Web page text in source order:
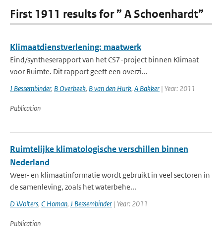
First 1911 results for ” A Schoenhardt”
Klimaatdienstverlening: maatwerk
Eind/syntheserapport van het CS7-project binnen Klimaat
voor Ruimte. Dit rapport geeft een overzi...
J Bessembinder, B Overbeek, B van den Hurk, A Bakker | Year: 2011
Publication
Ruimtelijke klimatologische verschillen binnen
Nederland
Weer- en klimaatinformatie wordt gebruikt in veel sectoren in
de samenleving, zoals het waterbehe...
D Wolters, C Homan, J Bessembinder | Year: 2011
Publication